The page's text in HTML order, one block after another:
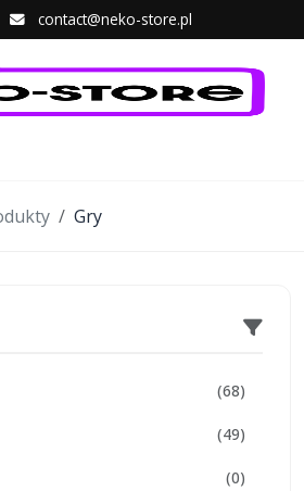
contact@neko-store.pl
Gry
(68)
(49)
(0)